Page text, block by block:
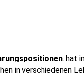
, hat
in verschiedenen